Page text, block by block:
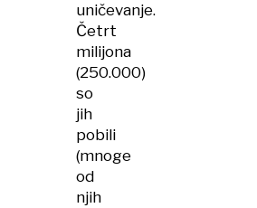
uničevanje.
Četrt
milijona
(250.000)
so
jih
pobili
(mnoge
od
njih